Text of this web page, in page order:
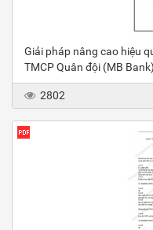
Giải pháp nâng cao hiệu
TMCP Quân đội (MB
2802